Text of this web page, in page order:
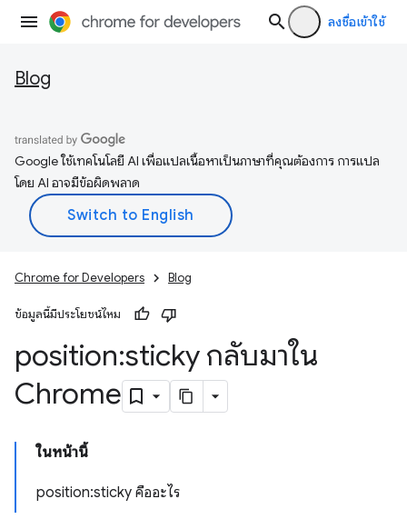
ลงชื่อเข้าใช้
Blog
Google ใช้เทคโนโลยี AI เพื่อแปลเนื้อหาเป็นภาษาที่คุณต้องการ การแปล
โดย AI อาจมีข้อผิดพลาด
Chrome for Developers Blog
ข้อมูลนี้มีประโยชน์ไหม
position:sticky กลับมาใน
Chrome
ในหน้านี้
position:sticky คืออะไร